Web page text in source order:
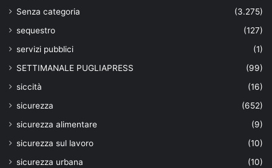
Senza categoria
(3.275)
sequestro
(127)
servizi pubblici
(1)
SETTIMANALE PUGLIAPRESS
(99)
siccità
(16)
sicurezza
(652)
sicurezza alimentare
(9)
sicurezza sul lavoro
(10)
sicurezza urbana
(10)